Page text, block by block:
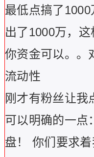
最低点搞了1000
出了1000万，这
你资金可以。。
流动性
刚才有粉丝让我
可以明确的一点
盘！ 你们要求